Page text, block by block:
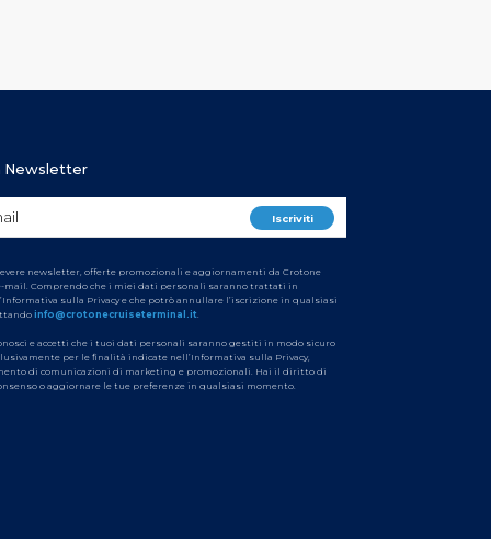
Newsletter
newsletter, offerte promozionali e aggiornamenti da Crotone
mail. Comprendo che i miei dati personali saranno trattati in
sulla Privacy e che potrò annullare l’iscrizione in qualsiasi
info@crotonecruiseterminal.it.
e accetti che i tuoi dati personali saranno gestiti in modo sicuro
per le finalità indicate nell’Informativa sulla Privacy,
di comunicazioni di marketing e promozionali. Hai il diritto di
o aggiornare le tue preferenze in qualsiasi momento.